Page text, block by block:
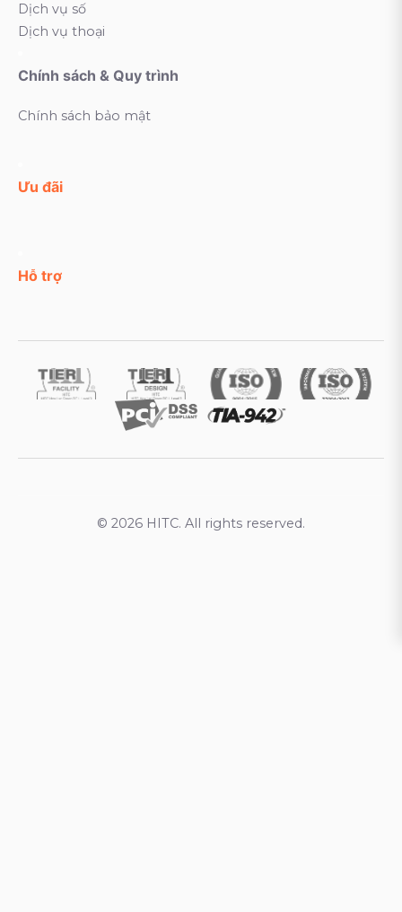
Dịch vụ số
Dịch vụ thoại
Chính sách & Quy trình
Chính sách bảo mật
Ưu đãi
Hỗ trợ
© 2026 HITC. All rights reserved.